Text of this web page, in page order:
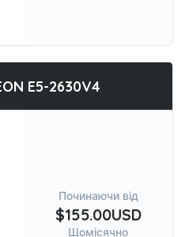
E5-2630V4
Починаючи від
$155.00USD
Щомісячно